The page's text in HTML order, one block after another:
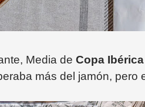
Media de Copa
más del jamón, pero